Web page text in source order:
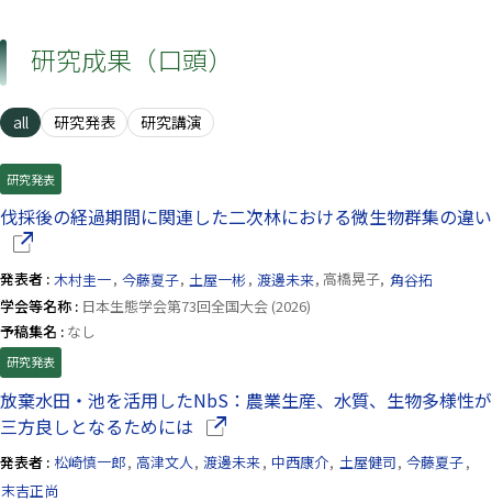
研究成果（口頭）
all 研究発表 研究講演
研究発表
伐採後の経過期間に関連した二次林における微生物群集の違い
発表者 : 木村圭一, 今藤夏子, 土屋一彬 , 渡邊未来, 高橋晃子, 角谷拓
学会等名称 : 日本生態学会第73回全国大会 (2026)
予稿集名 : なし
研究発表
放棄水田・池を活用したNbS：農業生産、水質、生物多様性が
三方良しとなるためには （別ウインドウで開きます）
発表者 : 松崎慎一郎, 高津文人, 渡邊未来, 中西康介, 土屋健司, 今藤夏子,
末吉正尚